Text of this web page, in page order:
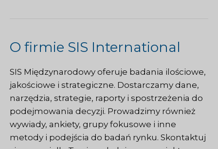
O firmie SIS International
SIS Międzynarodowy oferuje badania ilościowe,
jakościowe i strategiczne. Dostarczamy dane,
narzędzia, strategie, raporty i spostrzeżenia do
podejmowania decyzji. Prowadzimy również
wywiady, ankiety, grupy fokusowe i inne
metody i podejścia do badań rynku. Skontaktuj